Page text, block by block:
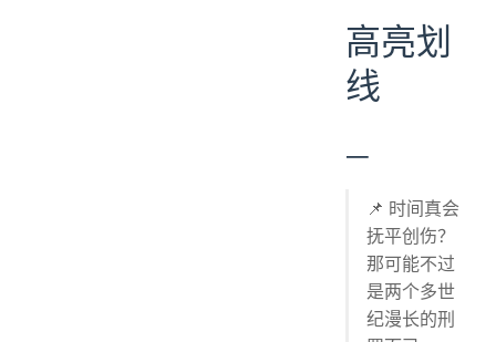
高亮划
线
一
📌 时间真会
抚平创伤？
那可能不过
是两个多世
纪漫长的刑